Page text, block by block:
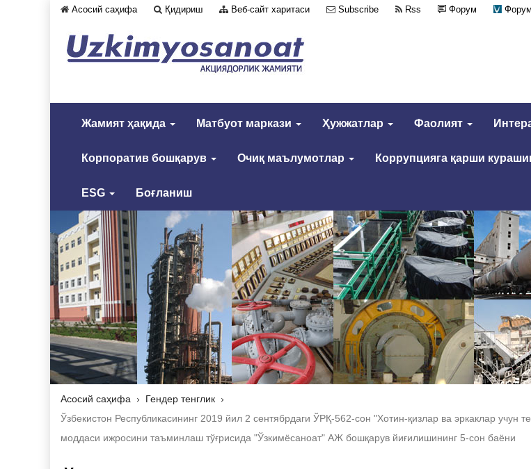
Асосий саҳифа Қидириш Веб-сайт харитаси Subscribe Rss Форум
Форум
Жамият ҳақида Матбуот маркази Ҳужжатлар Фаолият
Корпоратив бошқарув Очиқ маълумотлар Коррупцияга қарши
ESG Боғланиш
Асосий саҳифа
Гендер тенглик
Ўзбекистон Республикасининг 2019 йил 2 сентябрдаги ЎРҚ-562-сон "Хотин-қизлар ва эркаклар учун
моддаси ижросини таъминлаш тўғрисида "Ўзкимёсаноат" АЖ бошқарув йиғилишининг 5-сон баёни